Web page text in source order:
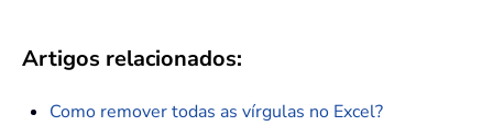
Artigos relacionados:
Como remover todas as vírgulas no Excel?